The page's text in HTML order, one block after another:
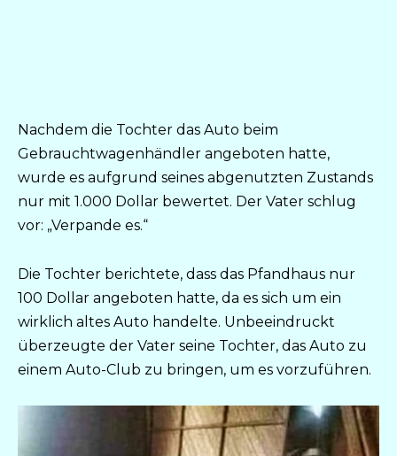
Nachdem die Tochter das Auto beim
Gebrauchtwagenhändler angeboten hatte,
wurde es aufgrund seines abgenutzten Zustands
nur mit 1.000 Dollar bewertet. Der Vater schlug
vor: „Verpande es.“
Die Tochter berichtete, dass das Pfandhaus nur
100 Dollar angeboten hatte, da es sich um ein
wirklich altes Auto handelte. Unbeeindruckt
überzeugte der Vater seine Tochter, das Auto zu
einem Auto-Club zu bringen, um es vorzuführen.